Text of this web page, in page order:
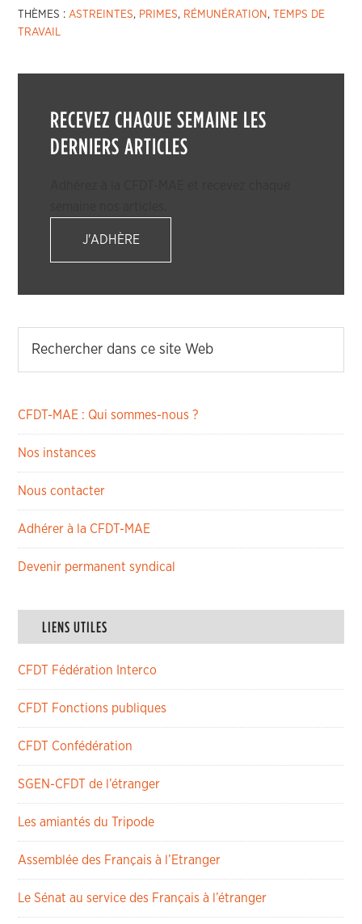
THÈMES :ASTREINTES, PRIMES, RÉMUNÉRATION ,
TEMPS DE
TRAVAIL
RECEVEZ CHAQUE SEMAINE LES
DERNIERS ARTICLES
J'ADHÈRE
CFDT-MAE : Qui sommes-nous ?
Nos instances
Nous contacter
Adhérer à la CFDT-MAE
Devenir permanent syndical
LIENS UTILES
CFDT Fédération Interco
CFDT Fonctions publiques
CFDT Confédération
SGEN-CFDT de l’étranger
Les amiantés du Tripode
Assemblée des Français à l’Etranger
Le Sénat au service des Français à l’étranger